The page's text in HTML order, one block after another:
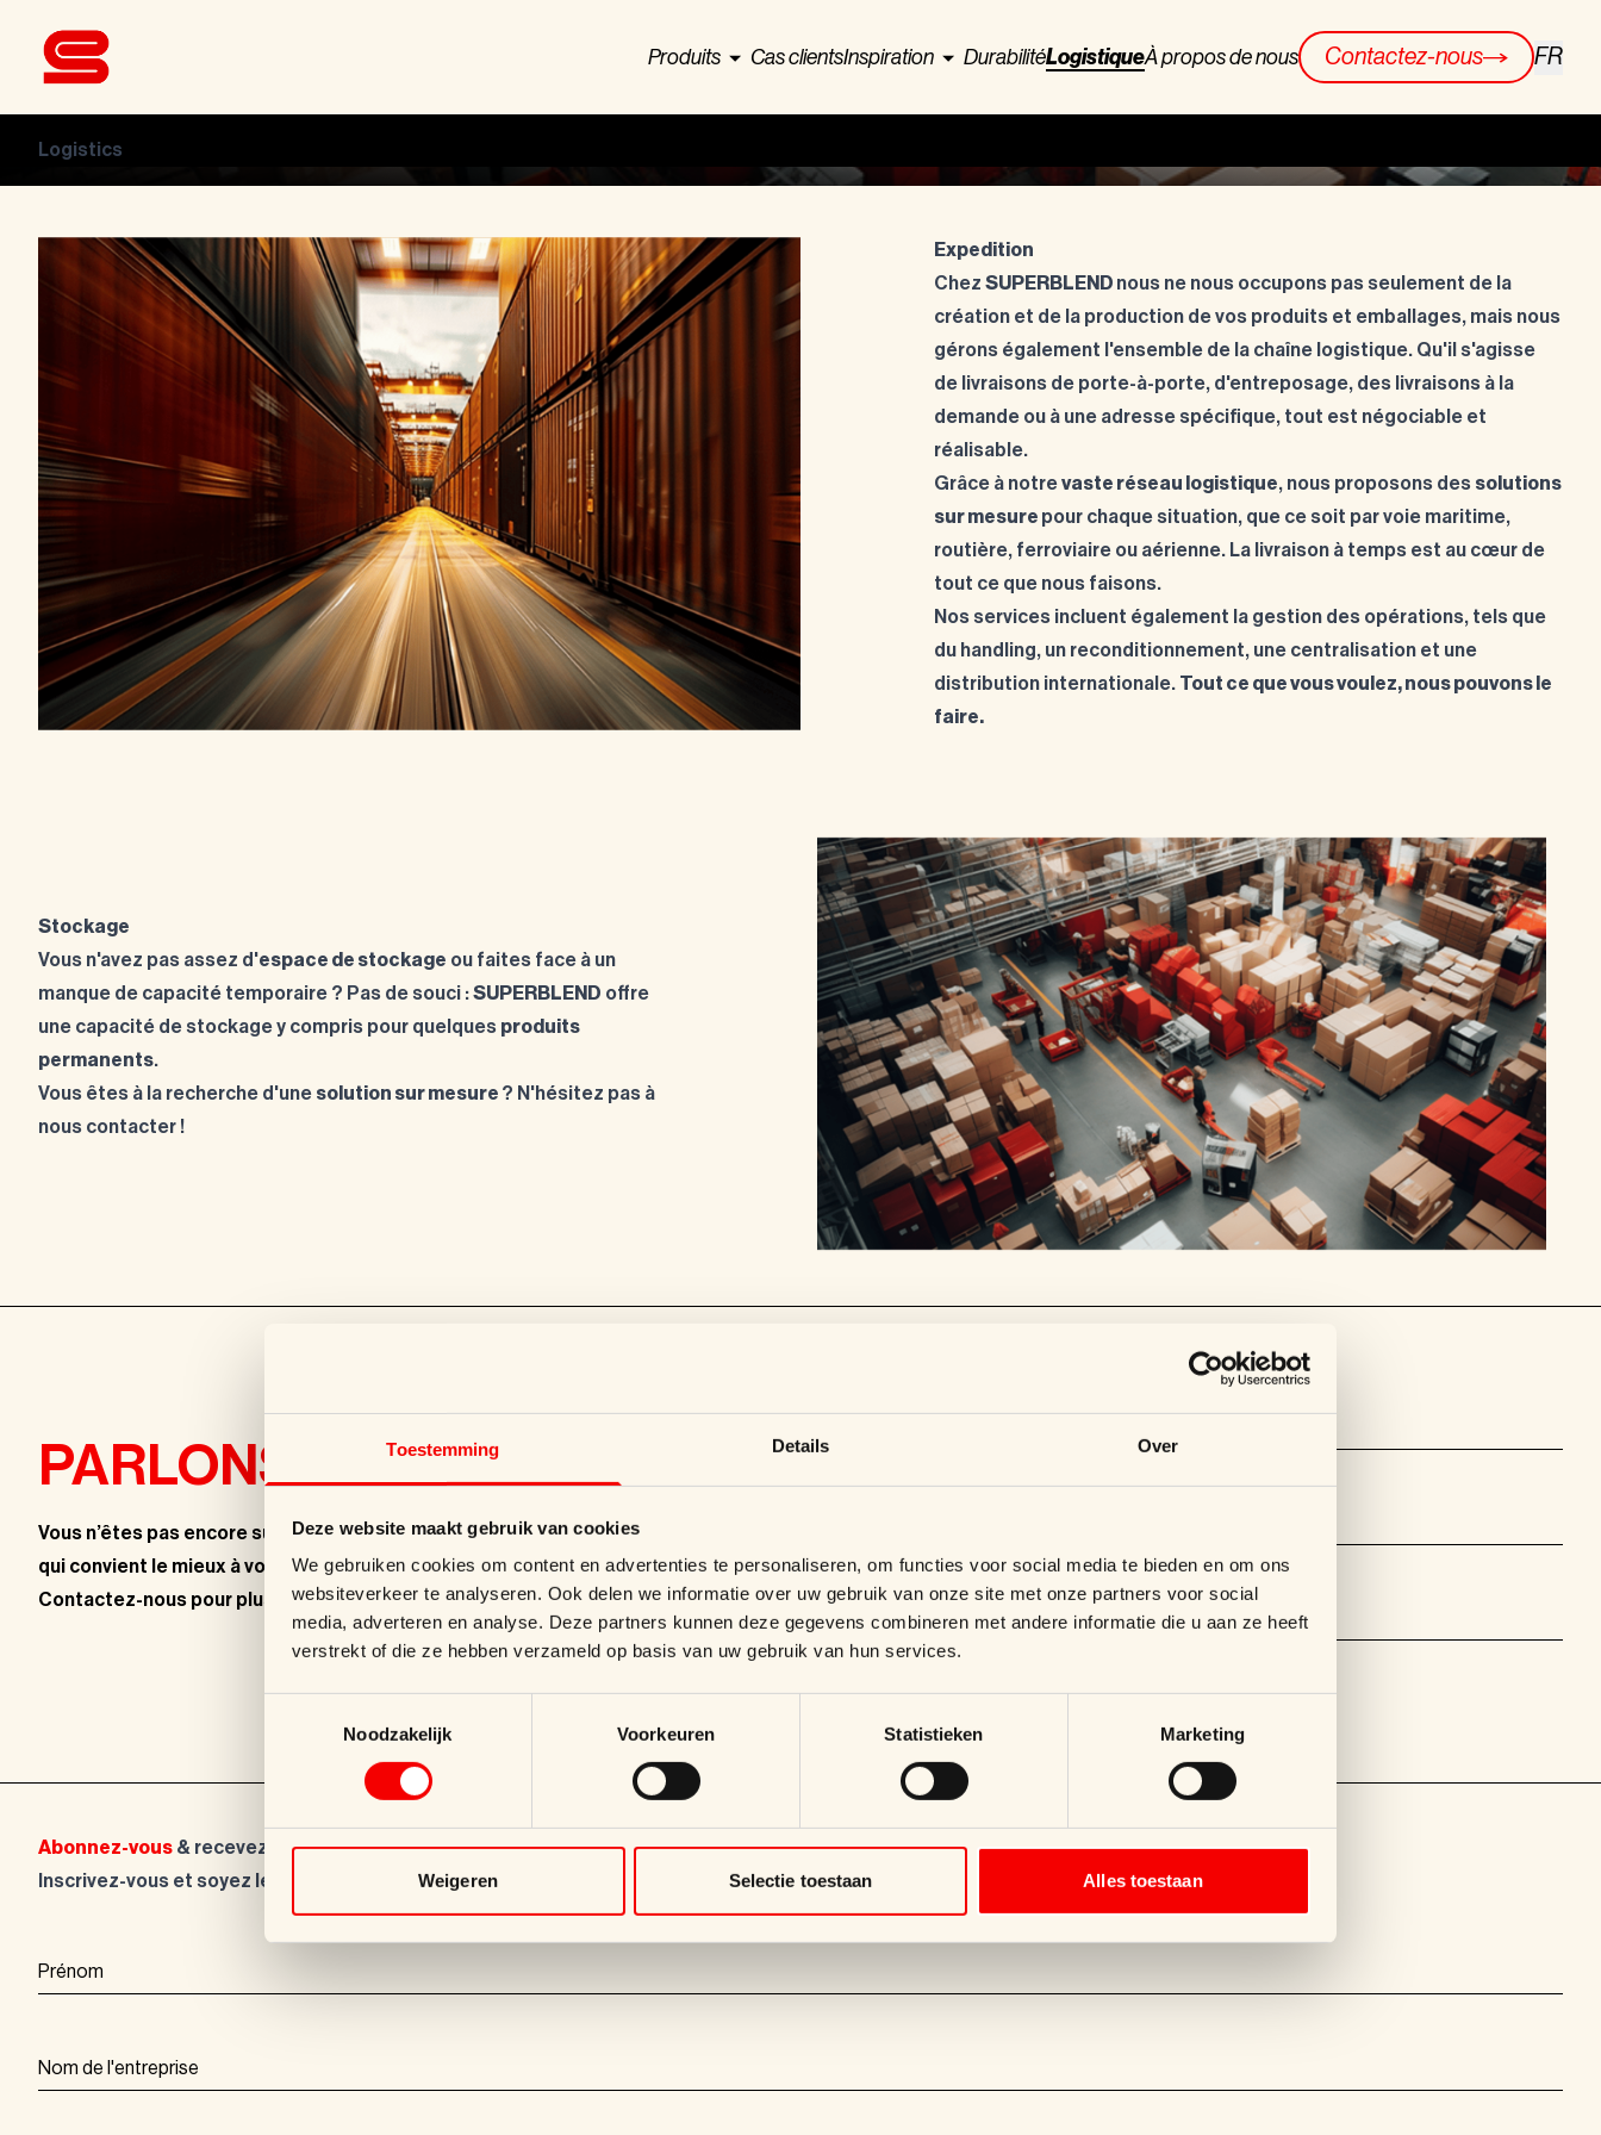
Toestemming Details Over
Deze website maakt gebruik van cookies
We gebruiken cookies om content en advertenties te personaliseren, om functies voor social media te bieden en om ons
websiteverkeer te analyseren. Ook delen we informatie over uw gebruik van onze site met onze partners voor social
media, adverteren en analyse. Deze partners kunnen deze gegevens combineren met andere informatie die u aan ze heeft
verstrekt of die ze hebben verzameld op basis van uw gebruik van hun services.
Noodzakelijk
Voorkeuren Statistieken Marketing
Weigeren Selectie toestaan Alles toestaan
Produits Cas clientsInspiration DurabilitéLogistiqueÀ propos de nous Contactez-nous FR
Logistics
Expedition
Chez SUPERBLEND nous ne nous occupons pas seulement de la
création et de la production de vos produits et emballages, mais nous
gérons également l'ensemble de la chaîne logistique. Qu'il s'agisse
de livraisons de porte-à-porte, d'entreposage, des livraisons à la
demande ou à une adresse spécifique, tout est négociable et
réalisable.
Grâce à notrevaste réseau logistique, nous proposons des solutions
sur mesure pour chaque situation, que ce soit par voie maritime,
routière, ferroviaire ou aérienne. La livraison à temps est au cœur de
tout ce que nous faisons.
Nos services incluent également la gestion des opérations, tels que
du handling, un reconditionnement, une centralisation et une
distribution internationale. Tout ce que vous voulez, nous pouvons le
faire.
Stockage
Vous n'avez pas assez d'espace de stockage ou faites face à un
manque de capacité temporaire ? Pas de souci :SUPERBLEND offre
une capacité de stockage y compris pour quelques produits
permanents.
Vous êtes à la recherche d'une solution sur mesure ? N'hésitez pas à
nous contacter !
PARLONS-EN !
Vous n’êtes pas encore sûr(e) de ce
qui convient le mieux à votre marque ?
Contactez-nous pour plus d’informations.
info@superblend.be
Abonnez-vous & recevez notre newsletter.
Inscrivez-vous et soyez les premiers informés des nouvelles tendances et innovations en matière de packaging.
Prénom
Nom de l'entreprise